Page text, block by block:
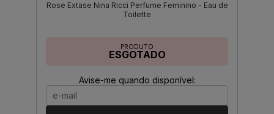
Rose Extase Nina Ricci Perfume Feminino - Eau de
Toilette
PRODUTO
ESGOTADO
Avise-me quando disponível: